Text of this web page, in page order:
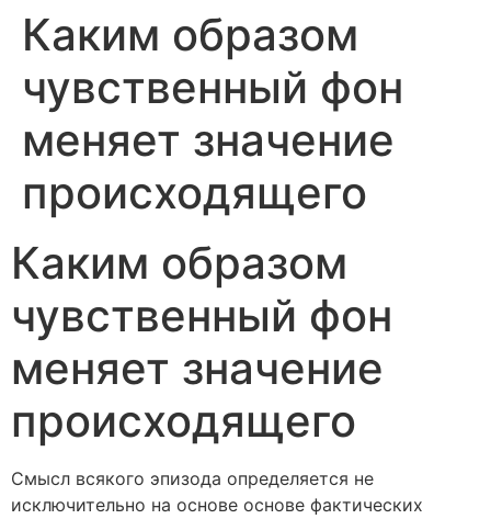
Каким образом
чувственный фон
меняет значение
происходящего
Каким образом
чувственный фон
меняет значение
происходящего
Смысл всякого эпизода определяется не
исключительно на основе основе фактических